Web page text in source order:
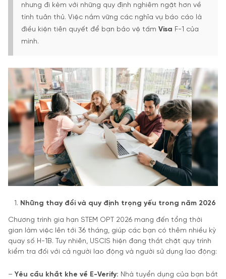
nhưng đi kèm với những quy định nghiêm ngặt hơn về
tính tuân thủ. Việc nắm vững các nghĩa vụ báo cáo là
điều kiện tiên quyết để bạn bảo vệ tấm Visa F-1 của
mình.
Những thay đổi và quy định trọng yếu trong năm 2026
Chương trình gia hạn STEM OPT 2026 mang đến tổng thời
gian làm việc lên tới 36 tháng, giúp các bạn có thêm nhiều kỳ
quay số H-1B. Tuy nhiên, USCIS hiện đang thắt chặt quy trình
kiểm tra đối với cả người lao động và người sử dụng lao động:
– Yêu cầu khắt khe về E-Verify: Nhà tuyển dụng của bạn bắt